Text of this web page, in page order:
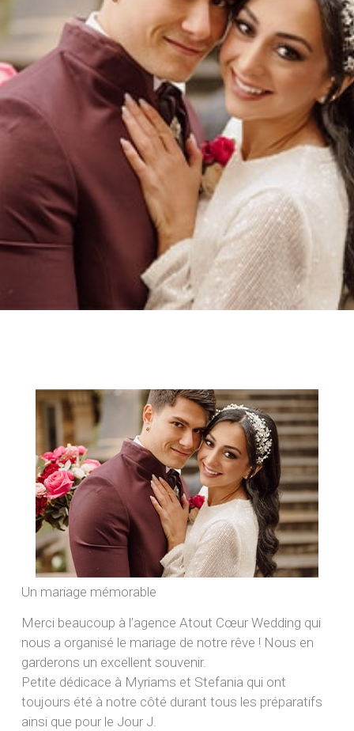
Un mariage mémorable
Merci beaucoup à l’agence Atout Cœur Wedding qui
nous a organisé le mariage de notre rêve ! Nous en
garderons un excellent souvenir.
Petite dédicace à Myriams et Stefania qui ont
toujours été à notre côté durant tous les préparatifs
ainsi que pour le Jour J.